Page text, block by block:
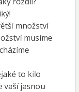
množství
musíme
to kilo
vaší jasnou